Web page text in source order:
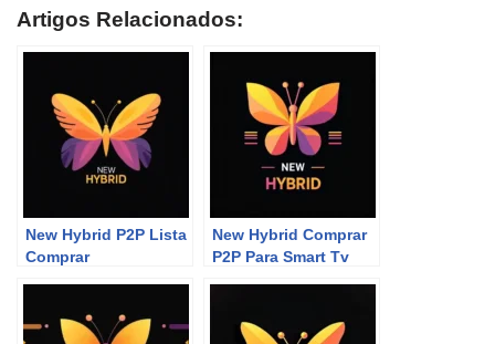
Artigos Relacionados:
New Hybrid P2P Lista
Comprar
New Hybrid Comprar
P2P Para Smart Tv